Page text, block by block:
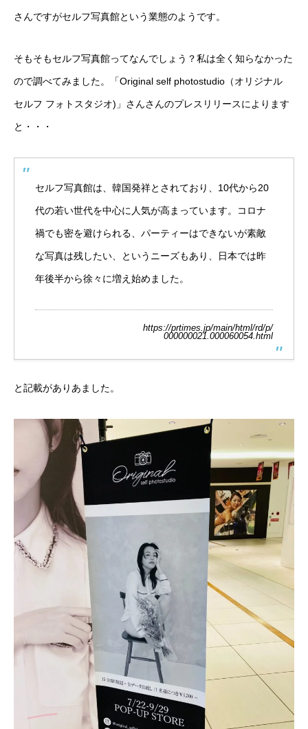
さんですがセルフ写真館という業態のようです。
そもそもセルフ写真館ってなんでしょう？私は全く知らなかった
ので調べてみました。「Original self photostudio（オリジナル
セルフ フォトスタジオ)」さんさんのプレスリリースによります
と・・・
セルフ写真館は、韓国発祥とされており、10代から20
代の若い世代を中心に人気が高まっています。コロナ
禍でも密を避けられる、パーティーはできないが素敵
な写真は残したい、というニーズもあり、日本では昨
年後半から徐々に増え始めました。
https://prtimes.jp/main/html/rd/p/
000000021.000060054.html
と記載がありあました。